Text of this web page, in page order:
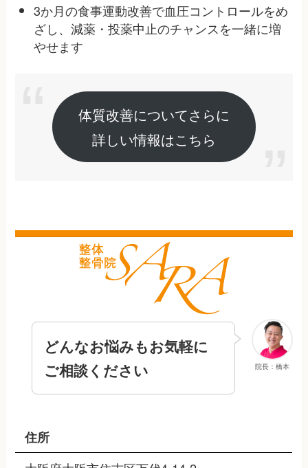
3か月の食事運動改善で血圧コントロールをめ
ざし、減薬・投薬中止のチャンスを一緒に増
やせます
体質改善についてさらに
詳しい情報はこちら
院長：橋本
どんなお悩みもお気軽に
ご相談ください
住所